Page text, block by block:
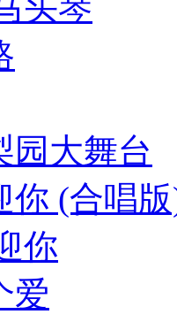
头琴
园大舞台
你 (合唱
你
爱